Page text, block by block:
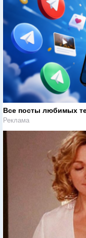
Все посты любимых
Реклама